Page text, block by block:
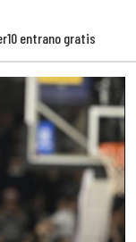
entrano gratis